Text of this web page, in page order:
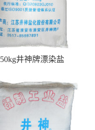
50kg井神牌漂染盐